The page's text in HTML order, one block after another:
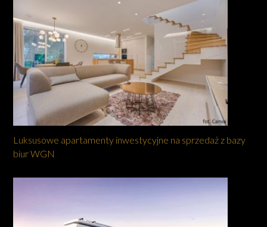
Luksusowe apartamenty inwestycyjne na sprzedaż z bazy
biur WGN